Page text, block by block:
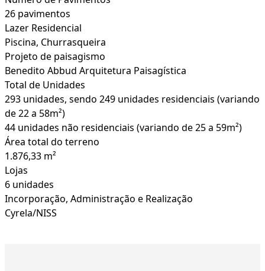
26 pavimentos
Lazer Residencial
Piscina, Churrasqueira
Projeto de paisagismo
Benedito Abbud Arquitetura Paisagística
Total de Unidades
293 unidades, sendo 249 unidades residenciais (variando
de 22 a 58m²)
44 unidades não residenciais (variando de 25 a 59m²)
Área total do terreno
1.876,33 m²
Lojas
6 unidades
Incorporação, Administração e Realização
Cyrela/NISS